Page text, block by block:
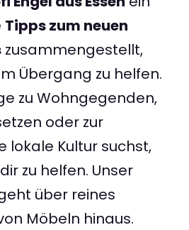
Tipps zum neuen
zusammengestellt,
Übergang zu helfen.
zu Wohngegenden,
oder zur
lokale Kultur suchst,
zu helfen. Unser
über reines
Möbeln hinaus.